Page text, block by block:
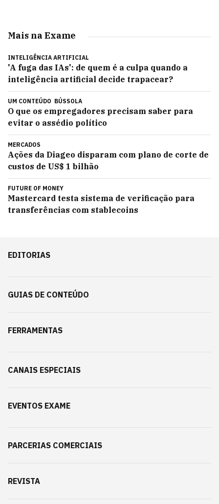
Mais na Exame
INTELIGÊNCIA ARTIFICIAL
'A fuga das IAs': de quem é a culpa quando a
inteligência artificial decide trapacear?
UM CONTEÚDO BÚSSOLA
O que os empregadores precisam saber para
evitar o assédio político
MERCADOS
Ações da Diageo disparam com plano de corte de
custos de US$ 1 bilhão
FUTURE OF MONEY
Mastercard testa sistema de verificação para
transferências com stablecoins
EDITORIAS
GUIAS DE CONTEÚDO
FERRAMENTAS
CANAIS ESPECIAIS
EVENTOS EXAME
PARCERIAS COMERCIAIS
REVISTA